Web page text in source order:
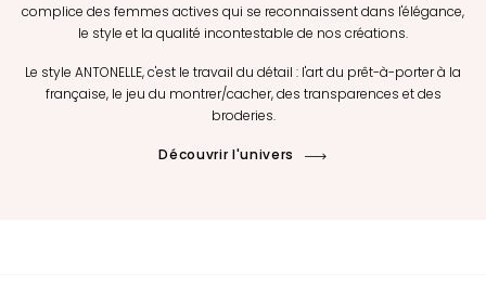
complice des femmes actives qui se reconnaissent dans l'élégance,
le style et la qualité incontestable de nos créations.
Le style ANTONELLE, c'est le travail du détail : l'art du prêt-à-porter à la
française, le jeu du montrer/cacher, des transparences et des
broderies.
Découvrir l'univers